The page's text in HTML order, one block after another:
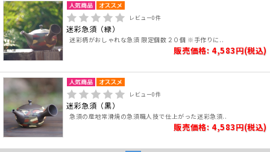
レビュー0件
迷彩急須（緑）
迷彩柄がおしゃれな急須 限定個数２０個 ※手作りに..
販売価格: 4,583円(税込)
レビュー0件
迷彩急須（黒）
急須の産地常滑焼の急須職人技で仕上がった迷彩急須..
販売価格: 4,583円(税込)